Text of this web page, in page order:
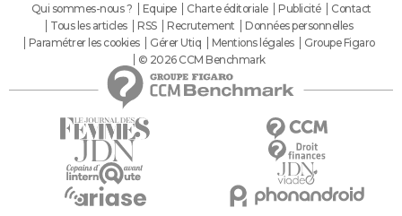
Qui sommes-nous ? Equipe Charte éditoriale Publicité
Contact
Tous les articles
RSS Recrutement
Données personnelles
Paramétrer les cookies
Gérer Utiq Mentions légales
Groupe Figaro
© 2026 CCM Benchmark